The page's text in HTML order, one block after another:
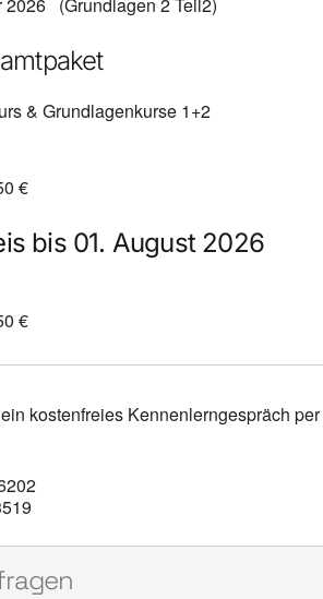
2026 (Grundlagen 2 Teil2)
& Grundlagenkurse 1+2
€
bis 01. August 2026
€
kostenfreies Kennenlerngespräch per